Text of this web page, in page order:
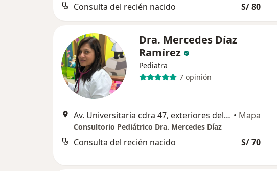
Consulta del recién nacido S/ 80
Dra. Mercedes Díaz
Ramírez
Pediatra
7 opinión
Av. Universitaria cdra 47, exteriores del Mercado Merprolima, tienda 101, 3er piso, Los Olivos • Mapa
Consultorio Pediátrico Dra. Mercedes Díaz
Consulta del recién nacido S/ 70